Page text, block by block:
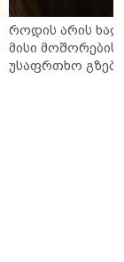
როდის არის
მისი მოშორების
უსაფრთხო გზები